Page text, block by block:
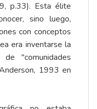
p.33). Esta élite
sino luego,
con conceptos
era inventarse la
"comunidades
1993 en